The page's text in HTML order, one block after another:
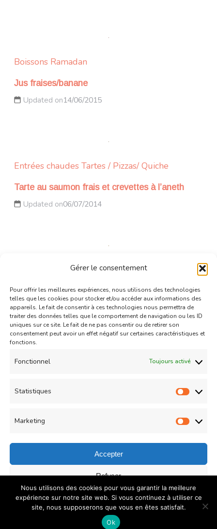
Gérer le consentement
Pour offrir les meilleures expériences, nous utilisons des technologies
telles que les cookies pour stocker et/ou accéder aux informations des
appareils. Le fait de consentir à ces technologies nous permettra de
traiter des données telles que le comportement de navigation ou les ID
uniques sur ce site. Le fait de ne pas consentir ou de retirer son
consentement peut avoir un effet négatif sur certaines caractéristiques et
fonctions.
Fonctionnel Toujours activé
Statistiques
Marketing
Accepter
Refuser
Enregistrer les préférences
Politique de confidentialité
Boissons Ramadan
Jus fraises/banane
Updated on14/06/2015
Entrées chaudes Tartes / Pizzas/ Quiche
Tarte au saumon frais et crevettes à l’aneth
Updated on06/07/2014
Amuses-bouche Entrées chaudes
Carrés croustillants (recette rapide)
Updated on19/06/2016
Parmentier de poulet
© Copyright 2026COUZINA.fr : Cuisine du Monde. All
Rights Reserved.Recipe Quest | Developed ByWP
Delicious. Powered byWordPress.
Politique de
confidentialité
Nous utilisons des cookies pour vous garantir la meilleure
expérience sur notre site web. Si vous continuez à utiliser ce
site, nous supposerons que vous en êtes satisfait.
Ok